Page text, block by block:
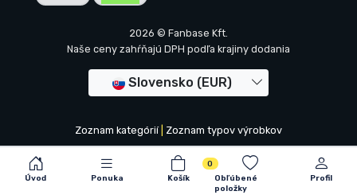
Úvod Ponuka Košík
0
Obľúbené
položky
Profil
2026 © Fanbase Kft.
Naše ceny zahŕňajú DPH podľa krajiny dodania
Slovensko (EUR)
Zoznam kategórií| Zoznam typov výrobkov